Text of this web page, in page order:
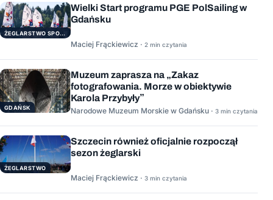
ŻEGLARSTWO SPORTOWE
Wielki Start programu PGE PolSailing w
Gdańsku
Maciej Frąckiewicz · 2 min czytania
GDAŃSK
Muzeum zaprasza na „Zakaz
fotografowania. Morze w obiektywie
Karola Przybyły”
Narodowe Muzeum Morskie w Gdańsku · 3 min czytania
ŻEGLARSTWO
Szczecin również oficjalnie rozpoczął
sezon żeglarski
Maciej Frąckiewicz · 3 min czytania